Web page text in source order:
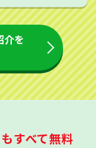
介を
すべて無料